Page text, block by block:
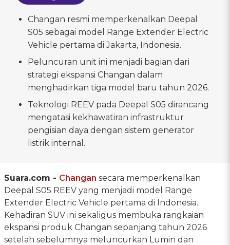
Changan resmi memperkenalkan Deepal
S05 sebagai model Range Extender Electric
Vehicle pertama di Jakarta, Indonesia.
Peluncuran unit ini menjadi bagian dari
strategi ekspansi Changan dalam
menghadirkan tiga model baru tahun 2026.
Teknologi REEV pada Deepal S05 dirancang
mengatasi kekhawatiran infrastruktur
pengisian daya dengan sistem generator
listrik internal.
Suara.com - Changan secara memperkenalkan
Deepal S05 REEV yang menjadi model Range
Extender Electric Vehicle pertama di Indonesia.
Kehadiran SUV ini sekaligus membuka rangkaian
ekspansi produk Changan sepanjang tahun 2026
setelah sebelumnya meluncurkan Lumin dan